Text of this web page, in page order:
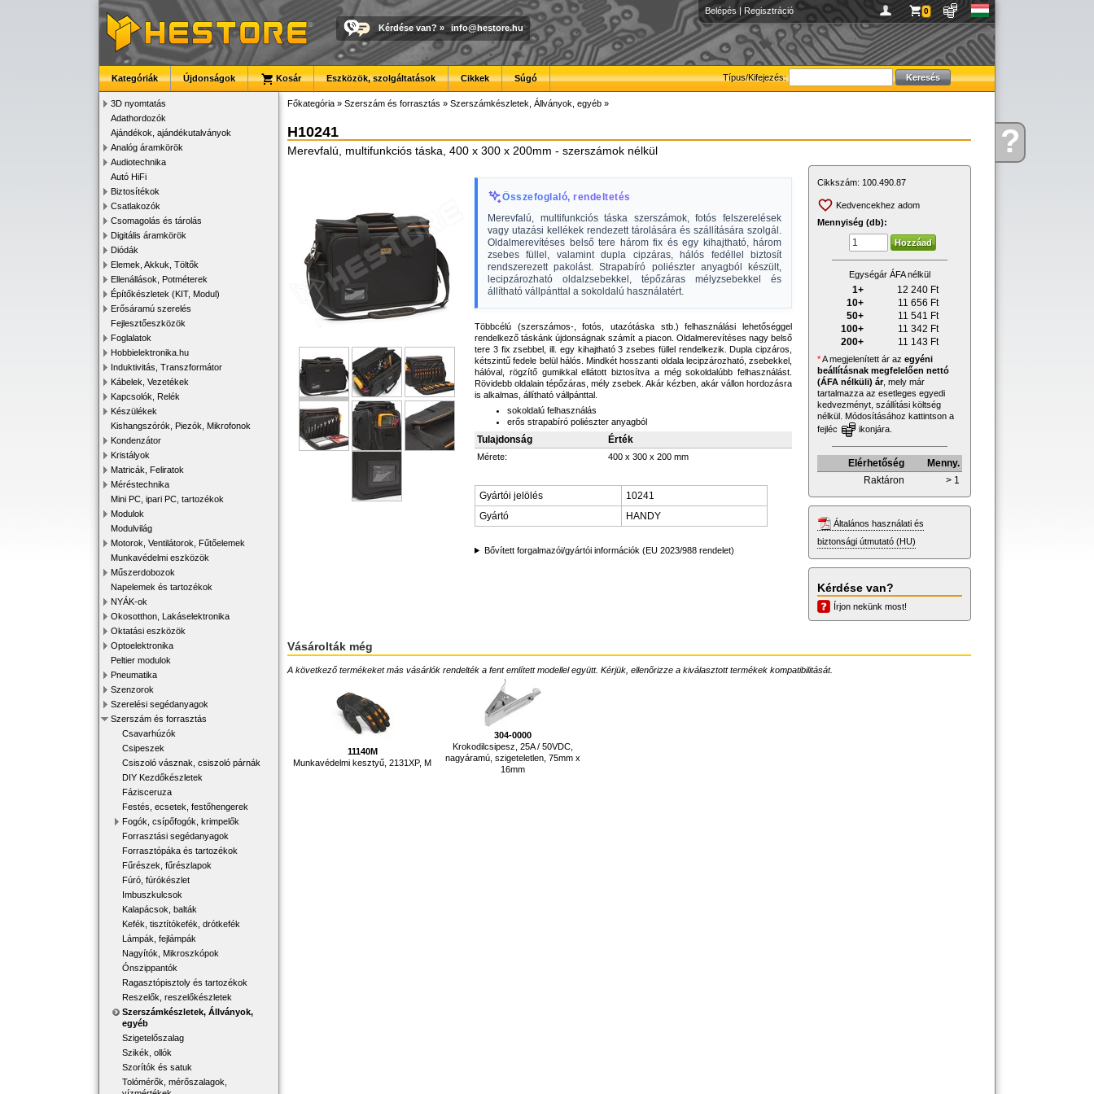
Kérdése?
Belépés | Regisztráció 0
Kérdése van? » info@hestore.hu
Típus/Kifejezés:
Kategóriák Újdonságok Kosár Eszközök, szolgáltatások Cikkek Súgó
3D nyomtatás
Adathordozók
Ajándékok, ajándékutalványok
Analóg áramkörök
Audiotechnika
Autó HiFi
Biztosítékok
Csatlakozók
Csomagolás és tárolás
Digitális áramkörök
Diódák
Elemek, Akkuk, Töltők
Ellenállások, Potméterek
Építőkészletek (KIT, Modul)
Erősáramú szerelés
Fejlesztőeszközök
Foglalatok
Hobbielektronika.hu
Induktivitás, Transzformátor
Kábelek, Vezetékek
Kapcsolók, Relék
Készülékek
Kishangszórók, Piezók, Mikrofonok
Kondenzátor
Kristályok
Matricák, Feliratok
Méréstechnika
Mini PC, ipari PC, tartozékok
Modulok
Modulvilág
Motorok, Ventilátorok, Fűtőelemek
Munkavédelmi eszközök
Műszerdobozok
Napelemek és tartozékok
NYÁK-ok
Okosotthon, Lakáselektronika
Oktatási eszközök
Optoelektronika
Peltier modulok
Pneumatika
Szenzorok
Szerelési segédanyagok
Szerszám és forrasztás
Csavarhúzók
Csipeszek
Csiszoló vásznak, csiszoló párnák
DIY Kezdőkészletek
Fázisceruza
Festés, ecsetek, festőhengerek
Fogók, csípőfogók, krimpelők
Forrasztási segédanyagok
Forrasztópáka és tartozékok
Fűrészek, fűrészlapok
Fúró, fúrókészlet
Imbuszkulcsok
Kalapácsok, balták
Kefék, tisztítókefék, drótkefék
Lámpák, fejlámpák
Nagyítók, Mikroszkópok
Ónszippantók
Ragasztópisztoly és tartozékok
Reszelők, reszelőkészletek
Szerszámkészletek, Állványok,
egyéb
Szigetelőszalag
Szikék, ollók
Szorítók és satuk
Tolómérők, mérőszalagok,
Főkategória » Szerszám és forrasztás » Szerszámkészletek, Állványok, egyéb »
H10241
Merevfalú, multifunkciós táska, 400 x 300 x 200mm - szerszámok nélkül
Összefoglaló, rendeltetés
Merevfalú, multifunkciós táska szerszámok, fotós felszerelések
vagy utazási kellékek rendezett tárolására és szállítására szolgál.
Oldalmerevítéses belső tere három fix és egy kihajtható, három
zsebes füllel, valamint dupla cipzáras, hálós fedéllel biztosít
rendszerezett pakolást. Strapabíró poliészter anyagból készült,
lecipzározható oldalzsebekkel, tépőzáras mélyzsebekkel és
állítható vállpánttal a sokoldalú használatért.
Többcélú (szerszámos-, fotós, utazótáska stb.) felhasználási lehetőséggel
rendelkező táskánk újdonságnak számít a piacon. Oldalmerevítéses nagy belső
tere 3 fix zsebbel, ill. egy kihajtható 3 zsebes füllel rendelkezik. Dupla cipzáros,
kétszintű fedele belül hálós. Mindkét hosszanti oldala lecipzározható, zsebekkel,
hálóval, rögzítő gumikkal ellátott biztosítva a még sokoldalúbb felhasználást.
Rövidebb oldalain tépőzáras, mély zsebek. Akár kézben, akár vállon hordozásra
is alkalmas, állítható vállpánttal.
sokoldalú felhasználás
erős strapabíró poliészter anyagból
Tulajdonság Érték
Mérete: 400 x 300 x 200 mm
Gyártói jelölés
10241
Gyártó
HANDY
Bővített forgalmazói/gyártói információk (EU 2023/988 rendelet)
Cikkszám: 100.490.87
Kedvencekhez adom
Mennyiség (db):
Egységár ÁFA nélkül
1+ 12 240 Ft
10+
11 656 Ft
50+
11 541 Ft
100+
11 342 Ft
200+
11 143 Ft
*A megjelenített ár az egyéni
beállításnak megfelelően nettó
(ÁFA nélküli) ár, mely már
tartalmazza az esetleges egyedi
kedvezményt, szállítási költség
nélkül. Módosításához kattintson a
fejléc
ikonjára.
Elérhetőség
Menny.
Raktáron
> 1
Általános használati és
biztonsági útmutató (HU)
Kérdése van?
Írjon nekünk most!
Vásárolták még
A következő termékeket más vásárlók rendelték a fent említett modellel együtt. Kérjük, ellenőrizze a kiválasztott termékek kompatibilitását.
11140M
Munkavédelmi kesztyű, 2131XP, M
304-0000
Krokodilcsipesz, 25A / 50VDC,
nagyáramú, szigeteletlen, 75mm x
16mm